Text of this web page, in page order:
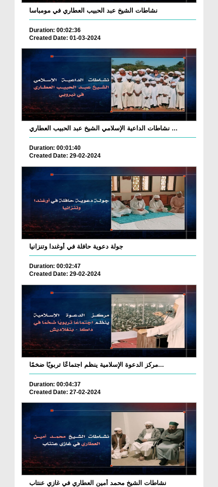
نشاطات الشيخ عبد الحبيب العطاري في مومباسا
Duration: 00:02:36
Created Date: 01-03-2024
نشاطات الداعية الإسلامي الشيخ عبد الحبيب العطاري ...
Duration: 00:01:40
Created Date: 29-02-2024
جولة دعوية حافلة في أوغندا وتنزانيا
Duration: 00:02:47
Created Date: 29-02-2024
مركز الدعوة الإسلامية ينظم اجتماعًا تربويًا ضخمًا...
Duration: 00:04:37
Created Date: 27-02-2024
نشاطات الشيخ محمد أمين العطاري في غازي عنتاب